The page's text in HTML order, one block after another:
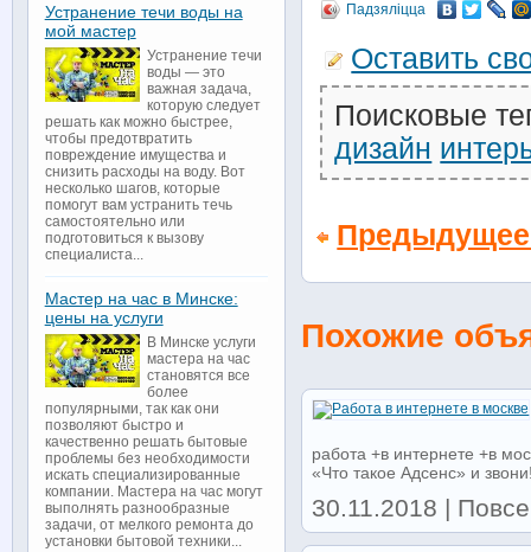
Падзяліцца
Оставить
Поисковые
дизайн
Похожие
работа +в интернете +в
«Что такое Адсенс» и
30.11.2018 |
Устранение течи воды на
мой мастер
Устранение течи
воды — это
важная задача,
которую следует
решать как можно быстрее,
чтобы предотвратить
повреждение имущества и
снизить расходы на воду. Вот
несколько шагов, которые
помогут вам устранить течь
самостоятельно или
подготовиться к вызову
специалиста...
Мастер на час в Минске:
цены на услуги
В Минске услуги
мастера на час
становятся все
более
популярными, так как они
позволяют быстро и
качественно решать бытовые
проблемы без необходимости
искать специализированные
компании. Мастера на час могут
выполнять разнообразные
задачи, от мелкого ремонта до
установки бытовой техники...